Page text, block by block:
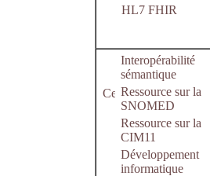
HL7 FHIR
Interopérabilité
sémantique
Ressource sur la
SNOMED
Ressource sur la
CIM11
Développement
informatique